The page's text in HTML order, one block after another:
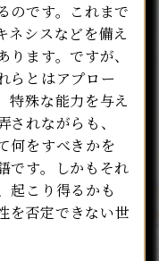
のです。これまで
ネシスなどを備え
ます。ですが、
らとはアプロー
特殊な能力を与え
れながらも、
何をすべきかを
です。しかもそれ
起こり得るかも
を否定できない世